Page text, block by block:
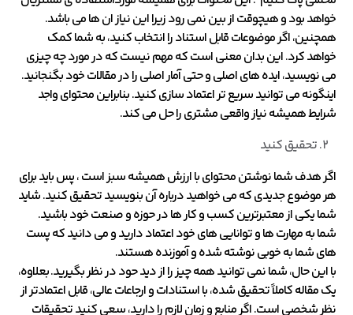
خواهد بود و هیچوقت از بین نمی رود زیرا این نیاز ان ها می باشد.
همچنین، اگر موضوعات قابل استناد را انتخاب کنید، به شما کمک
خواهد کرد. این بدان معنی است که مهم نیست که در مورد چه چیزی
می نویسید، ایده های اصلی و حتی آمار اصلی را در مقالات خود بگنجانید.
اینگونه می توانید سریع تر اعتماد سازی کنید. بنابراین محتوای واجد
شرایط همیشه نیاز واقعی مشتری را حل می کند.
تحقیق کنید
اگر هدف شما نوشتن محتوای با ارزش همیشه سبز است ، پس باید برای
هر موضوع جدیدی که می خواهید درباره آن بنویسید تحقیق کنید. شاید
شما یکی از معتبرترین کسب و کار ها در حوزه و صنعت خود باشید.
شما به مهارت ها و توانایی های خود اعتماد دارید و می دانید که پست
های شما به خوبی نوشته شده و آموزنده هستند.
با این حال، شما نمی توانید همه چیز را از دید حود در نظر بگیرید. بعلاوه،
یک مقاله کاملاً تحقیق شده، با استنادات و ارجاعات عالی، قابل اعتمادتر از
نظر شخصی است. اگر منابع و زمان لازم را دارید، سعی کنید تحقیقات